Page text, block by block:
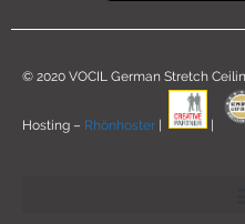
© 2020 VOCIL German Stretch
Hosting – Rhönhoster | |